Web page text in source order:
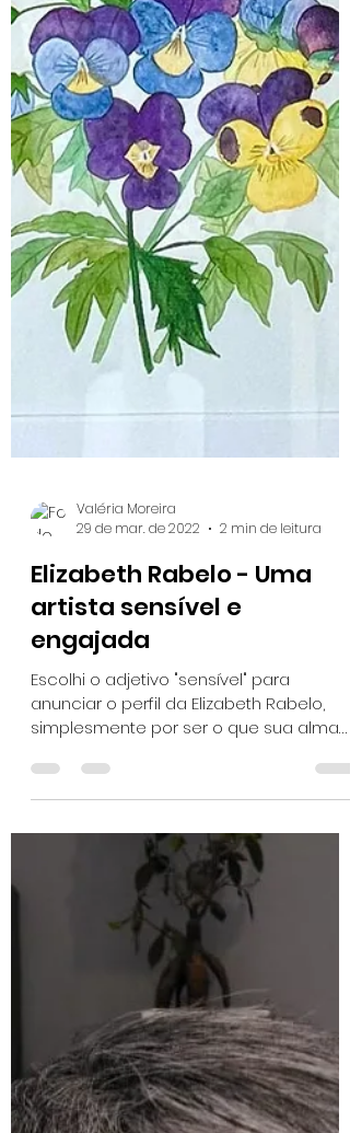
29 de mar. de 2022
2 min de leitura
Elizabeth Rabelo - Uma
artista sensível e
engajada
Escolhi o adjetivo "sensível" para
anunciar o perfil da Elizabeth Rabelo,
simplesmente por ser o que sua alma
me evoca. Esta...